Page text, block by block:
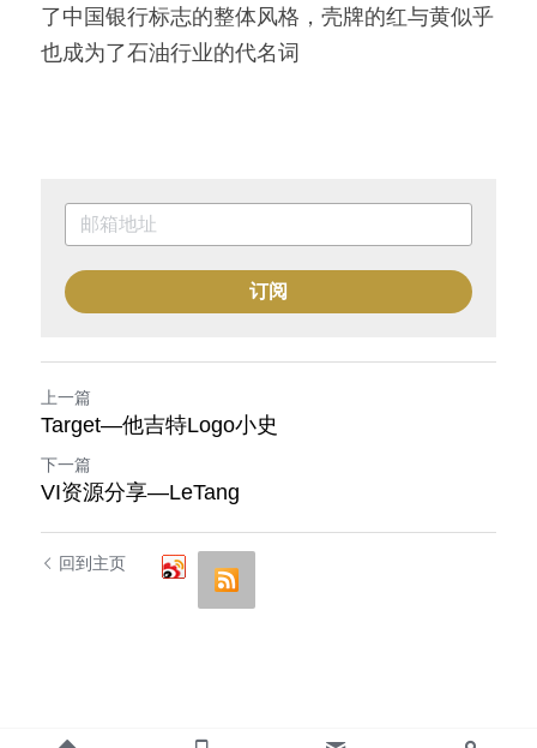
了中国银行标志的整体风格，壳牌的红与黄似乎
也成为了石油行业的代名词
订阅
上一篇
Target—他吉特Logo小史
下一篇
VI资源分享—LeTang
回到主页